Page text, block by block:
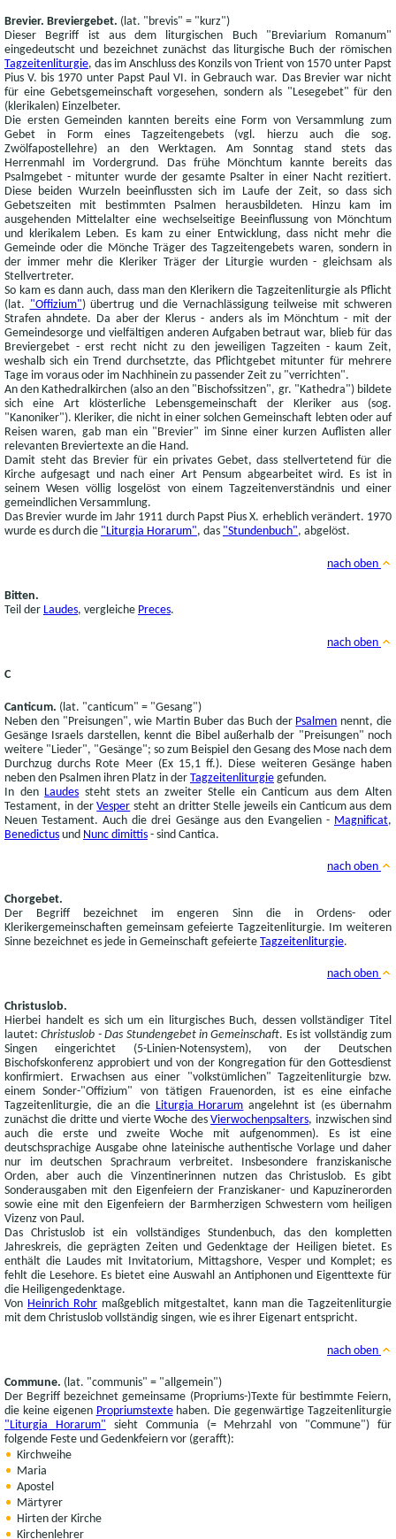
Brevier. Breviergebet. (lat. "brevis" = "kurz")
Dieser Begriff ist aus dem liturgischen Buch "Breviarium Romanum"
eingedeutscht und bezeichnet zunächst das liturgische Buch der römischen
Tagzeitenliturgie, das im Anschluss des Konzils von Trient von 1570 unter Papst
Pius V. bis 1970 unter Papst Paul VI. in Gebrauch war. Das Brevier war nicht
für eine Gebetsgemeinschaft vorgesehen, sondern als "Lesegebet" für den
(klerikalen) Einzelbeter.
Die ersten Gemeinden kannten bereits eine Form von Versammlung zum
Gebet in Form eines Tagzeitengebets (vgl. hierzu auch die sog.
Zwölfapostellehre) an den Werktagen. Am Sonntag stand stets das
Herrenmahl im Vordergrund. Das frühe Mönchtum kannte bereits das
Psalmgebet - mitunter wurde der gesamte Psalter in einer Nacht rezitiert.
Diese beiden Wurzeln beeinflussten sich im Laufe der Zeit, so dass sich
Gebetszeiten mit bestimmten Psalmen herausbildeten. Hinzu kam im
ausgehenden Mittelalter eine wechselseitige Beeinflussung von Mönchtum
und klerikalem Leben. Es kam zu einer Entwicklung, dass nicht mehr die
Gemeinde oder die Mönche Träger des Tagzeitengebets waren, sondern in
der immer mehr die Kleriker Träger der Liturgie wurden - gleichsam als
Stellvertreter.
So kam es dann auch, dass man den Klerikern die Tagzeitenliturgie als Pflicht
(lat.
"Offizium") übertrug und die Vernachlässigung teilweise mit schweren
Strafen ahndete. Da aber der Klerus - anders als im Mönchtum - mit der
Gemeindesorge und vielfältigen anderen Aufgaben betraut war, blieb für das
Breviergebet - erst recht nicht zu den jeweiligen Tagzeiten - kaum Zeit,
weshalb sich ein Trend durchsetzte, das Pflichtgebet mitunter für mehrere
Tage im voraus oder im Nachhinein zu passender Zeit zu "verrichten".
An den Kathedralkirchen (also an den "Bischofssitzen", gr. "Kathedra") bildete
sich eine Art klösterliche Lebensgemeinschaft der Kleriker aus (sog.
"Kanoniker"). Kleriker, die nicht in einer solchen Gemeinschaft lebten oder auf
Reisen waren, gab man ein "Brevier" im Sinne einer kurzen Auflisten aller
relevanten Breviertexte an die Hand.
Damit steht das Brevier für ein privates Gebet, dass stellvertetend für die
Kirche aufgesagt und nach einer Art Pensum abgearbeitet wird. Es ist in
seinem Wesen völlig losgelöst von einem Tagzeitenverständnis und einer
gemeindlichen Versammlung.
Das Brevier wurde im Jahr 1911 durch Papst Pius X. erheblich verändert. 1970
wurde es durch die "Liturgia Horarum", das "Stundenbuch", abgelöst.
nach oben
Bitten.
Teil der Laudes, vergleiche Preces.
nach oben
C
Canticum. (lat. "canticum" = "Gesang")
Neben den "Preisungen", wie Martin Buber das Buch der Psalmen nennt, die
Gesänge Israels darstellen, kennt die Bibel außerhalb der "Preisungen" noch
weitere "Lieder", "Gesänge"; so zum Beispiel den Gesang des Mose nach dem
Durchzug durchs Rote Meer (Ex 15,1 ff.). Diese weiteren Gesänge haben
neben den Psalmen ihren Platz in der Tagzeitenliturgie gefunden.
In den
Laudes steht stets an zweiter Stelle ein Canticum aus dem Alten
Testament, in derVesper steht an dritter Stelle jeweils ein Canticum aus dem
Neuen Testament. Auch die drei Gesänge aus den Evangelien - Magnificat,
Benedictus und Nunc dimittis - sind Cantica.
nach oben
Chorgebet.
Der Begriff bezeichnet im engeren Sinn die in Ordens- oder
Klerikergemeinschaften gemeinsam gefeierte Tagzeitenliturgie. Im weiteren
Sinne bezeichnet es jede in Gemeinschaft gefeierte Tagzeitenliturgie.
nach oben
Christuslob.
Hierbei handelt es sich um ein liturgisches Buch, dessen vollständiger Titel
lautet:Christuslob - Das Stundengebet in Gemeinschaft. Es ist vollständig zum
Singen eingerichtet (5-Linien-Notensystem), von der Deutschen
Bischofskonferenz approbiert und von der Kongregation für den Gottesdienst
konfirmiert. Erwachsen aus einer "volkstümlichen" Tagzeitenliturgie bzw.
einem Sonder-"Offizium" von tätigen Frauenorden, ist es eine einfache
Tagzeitenliturgie, die an die
Liturgia Horarum angelehnt ist (es übernahm
zunächst die dritte und vierte Woche desVierwochenpsalters, inzwischen sind
auch die erste und zweite Woche mit aufgenommen). Es ist eine
deutschsprachige Ausgabe ohne lateinische authentische Vorlage und daher
nur im deutschen Sprachraum verbreitet. Insbesondere franziskanische
Orden, aber auch die Vinzentinerinnen nutzen das Christuslob. Es gibt
Sonderausgaben mit den Eigenfeiern der Franziskaner- und Kapuzinerorden
sowie eine mit den Eigenfeiern der Barmherzigen Schwestern vom heiligen
Vizenz von Paul.
Das Christuslob ist ein vollständiges Stundenbuch, das den kompletten
Jahreskreis, die geprägten Zeiten und Gedenktage der Heiligen bietet. Es
enthält die Laudes mit Invitatorium, Mittagshore, Vesper und Komplet; es
fehlt die Lesehore. Es bietet eine Auswahl an Antiphonen und Eigenttexte für
die Heiligengedenktage.
Von Heinrich Rohr maßgeblich mitgestaltet, kann man die Tagzeitenliturgie
mit dem Christuslob vollständig singen, wie es ihrer Eigenart entspricht.
nach oben
Commune. (lat. "communis" = "allgemein")
Der Begriff bezeichnet gemeinsame (Propriums-)Texte für bestimmte Feiern,
die keine eigenen Propriumstextehaben. Die gegenwärtige Tagzeitenliturgie
"Liturgia Horarum" sieht Communia (= Mehrzahl von "Commune") für
folgende Feste und Gedenkfeiern vor (gerafft):
Kirchweihe
Maria
Apostel
Märtyrer
Hirten der Kirche
Kirchenlehrer